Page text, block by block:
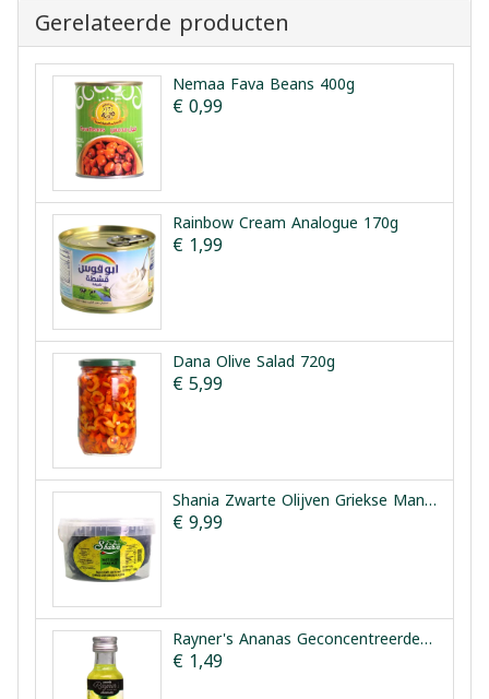
Gerelateerde producten
Nemaa Fava Beans 400g
€ 0,99
Rainbow Cream Analogue 170g
€ 1,99
Dana Olive Salad 720g
€ 5,99
Shania Zwarte Olijven Griekse Manier 1.5kg
€ 9,99
Rayner's Ananas Geconcentreerde Smaakessentie 25ml
€ 1,49